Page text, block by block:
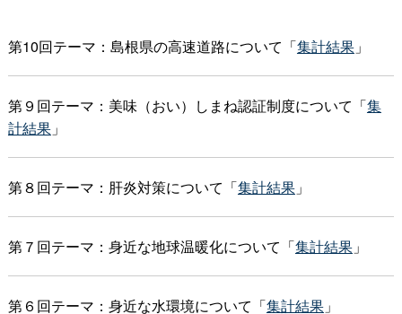
第10回テーマ：島根県の高速道路について「集計結果」
第９回テーマ：美味（おい）しまね認証制度について「集
計結果」
第８回テーマ：肝炎対策について「集計結果」
第７回テーマ：身近な地球温暖化について「集計結果」
第６回テーマ：身近な水環境について「集計結果」